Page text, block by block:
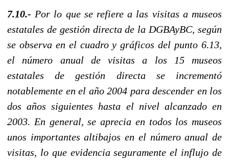
7.10.- Por lo que se refiere a las visitas a museos
estatales de gestión directa de la DGBAyBC, según
se observa en el cuadro y gráficos del punto 6.13,
el número anual de visitas a los 15 museos
estatales de gestión directa se incrementó
notablemente en el año 2004 para descender en los
dos años siguientes hasta el nivel alcanzado en
2003. En general, se aprecia en todos los museos
unos importantes altibajos en el número anual de
visitas, lo que evidencia seguramente el influjo de